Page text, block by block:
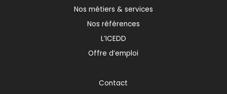
Nos métiers & services
Nos références
L’ICEDD
Offre d’emploi
Contact